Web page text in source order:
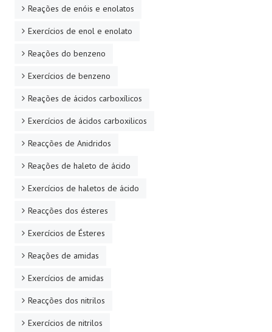
Reações de enóis e enolatos
Exercícios de enol e enolato
Reações do benzeno
Exercícios de benzeno
Reações de ácidos carboxílicos
Exercícios de ácidos carboxilicos
Reacções de Anidridos
Reações de haleto de ácido
Exercícios de haletos de ácido
Reacções dos ésteres
Exercícios de Ésteres
Reações de amidas
Exercícios de amidas
Reacções dos nitrilos
Exercícios de nitrilos